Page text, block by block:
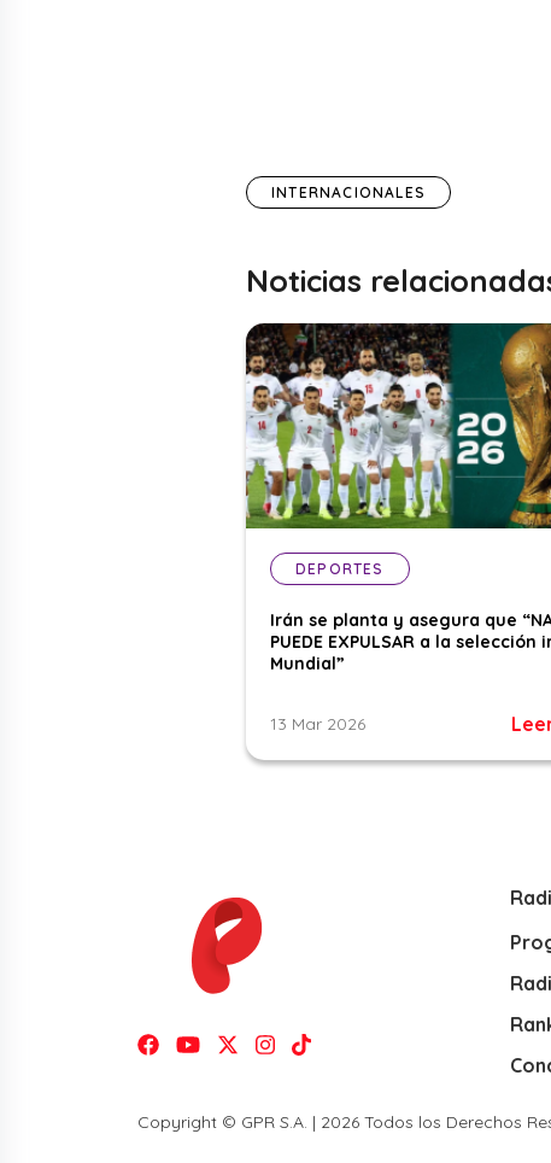
INTERNACIONALES
Noticias
DEPORTES
Irán se planta y asegura que
PUEDE EXPULSAR a la selección
Mundial”
13 Mar 2026
Copyright © GPR S.A. | 2026 Todos los Derechos